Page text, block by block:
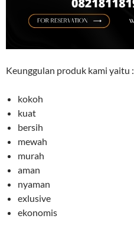
Keunggulan produk kami yaitu :
kokoh
kuat
bersih
mewah
murah
aman
nyaman
exlusive
ekonomis